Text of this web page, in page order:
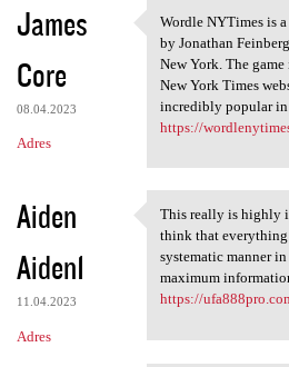
James
Core
08.04.2023
Adres
Wordle NYTimes
Wordle NYTimes is
by Jonathan
New York. The
New York Times
incredibly popular in
https://
Aiden
Aiden1
11.04.2023
Adres
This really is
This really is highly
think that everything
systematic manner
maximum
https://